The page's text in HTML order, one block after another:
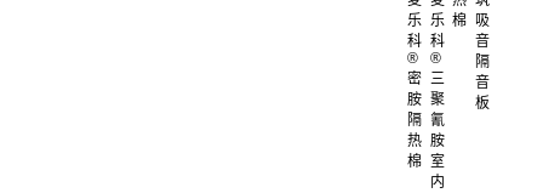
乐
科
®
密
胺
隔
热
棉
乐
科
®
三
聚
氰
胺
室
内
棉 吸
音
隔
音
板